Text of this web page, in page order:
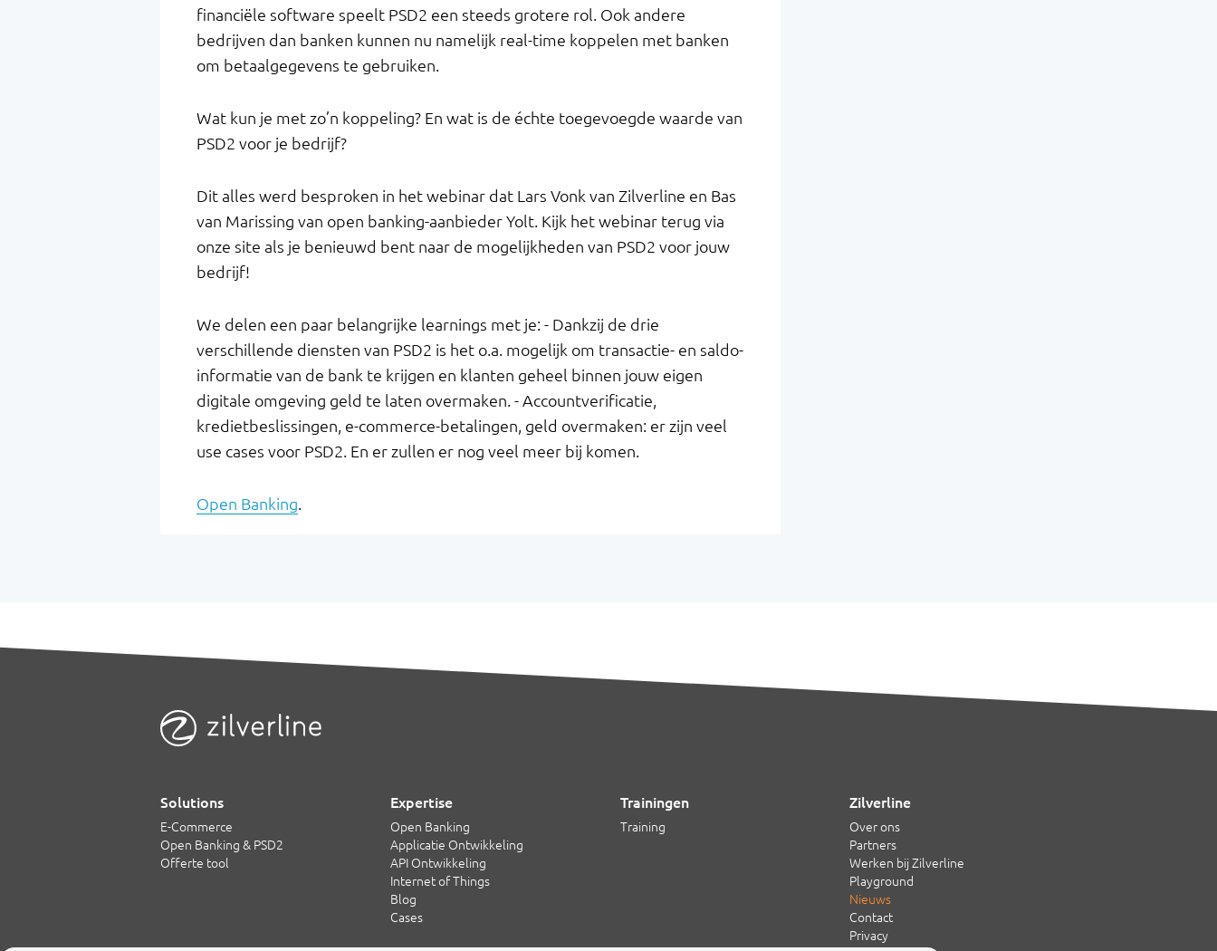
financiële software speelt PSD2 een steeds grotere rol. Ook andere
bedrijven dan banken kunnen nu namelijk real-time koppelen met banken
om betaalgegevens te gebruiken.
Wat kun je met zo’n koppeling? En wat is de échte toegevoegde waarde van
PSD2 voor je bedrijf?
Dit alles werd besproken in het webinar dat Lars Vonk van Zilverline en Bas
van Marissing van open banking-aanbieder Yolt. Kijk het webinar terug via
onze site als je benieuwd bent naar de mogelijkheden van PSD2 voor jouw
bedrijf!
We delen een paar belangrijke learnings met je: - Dankzij de drie
verschillende diensten van PSD2 is het o.a. mogelijk om transactie- en saldo-
informatie van de bank te krijgen en klanten geheel binnen jouw eigen
digitale omgeving geld te laten overmaken. - Accountverificatie,
kredietbeslissingen, e-commerce-betalingen, geld overmaken: er zijn veel
use cases voor PSD2. En er zullen er nog veel meer bij komen.
Open Banking.
Solutions
E-Commerce
Open Banking & PSD2
Offerte tool
Expertise
Open Banking
Applicatie Ontwikkeling
API Ontwikkeling
Internet of Things
Blog
Cases
Trainingen
Training
Zilverline
Over ons
Partners
Werken bij Zilverline
Playground
Nieuws
Contact
Privacy